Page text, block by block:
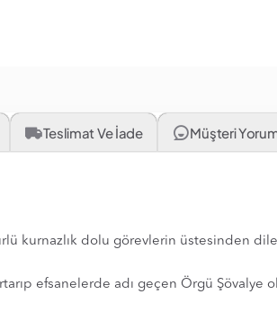
Teslimat Ve İade Müşteri
kurnazlık dolu görevlerin üstesinden
efsanelerde adı geçen Örgü Şövalye